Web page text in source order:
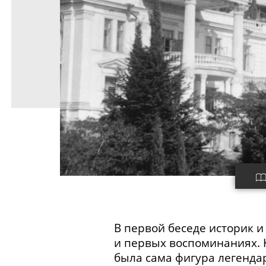
В первой беседе историк
и первых воспоминаниях.
была сама фигура